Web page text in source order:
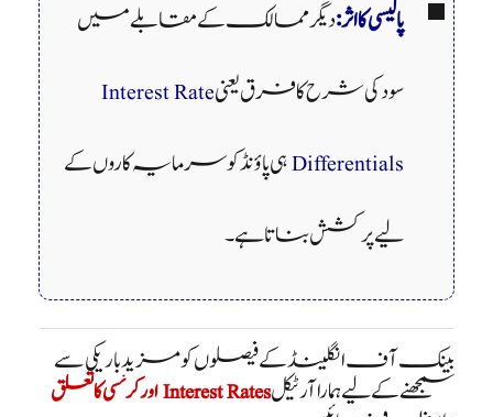
پالیسی کا اثر:دیگر ممالک کے مقابلے میں
سود کی شرح کا فرق یعنیInterest Rate
Differentialsہی پاؤنڈ کو سرمایہ کاروں کے
لیے پرکشش بناتا ہے۔
بینک آف انگلینڈ کے فیصلوں کو مزید باریکی سے
سمجھنے کے لیے ہمارا آرٹیکلInterest Rates اور کرنسی کا تعلق